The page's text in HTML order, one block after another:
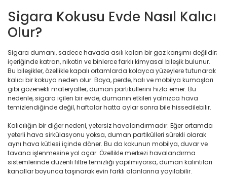
Sigara Kokusu Evde Nasıl Kalıcı
Olur?
Sigara dumanı, sadece havada asılı kalan bir gaz karışımı değildir;
içeriğinde katran, nikotin ve binlerce farklı kimyasal bileşik bulunur.
Bu bileşikler, özellikle kapalı ortamlarda kolayca yüzeylere tutunarak
kalıcı bir kokuya neden olur. Boya, perde, halı ve mobilya kumaşları
gibi gözenekli materyaller, duman partiküllerini hızla emer. Bu
nedenle, sigara içilen bir evde, dumanın etkileri yalnızca hava
temizlendiğinde değil, haftalar hatta aylar sonra bile hissedilebilir.
Kalıcılığın bir diğer nedeni, yetersiz havalandırmadır. Eğer ortamda
yeterli hava sirkülasyonu yoksa, duman partikülleri sürekli olarak
aynı hava kütlesi içinde döner. Bu da kokunun mobilya, duvar ve
tavana işlenmesine yol açar. Özellikle merkezi havalandırma
sistemlerinde düzenli filtre temizliği yapılmıyorsa, duman kalıntıları
kanallar boyunca taşınarak evin farklı alanlarına yayılabilir.